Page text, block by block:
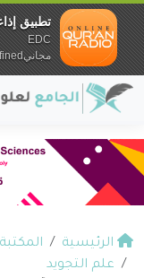
الرئيسية
علم التجويد
تطبيق
EDC
مجانيundefined